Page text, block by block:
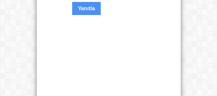
Yanıtla